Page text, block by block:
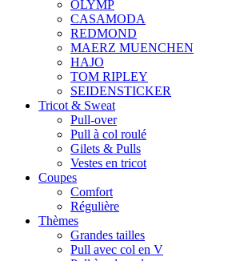
OLYMP
CASAMODA
REDMOND
MAERZ MUENCHEN
HAJO
TOM RIPLEY
SEIDENSTICKER
Tricot & Sweat
Pull-over
Pull à col roulé
Gilets & Pulls
Vestes en tricot
Coupes
Comfort
Régulière
Thèmes
Grandes tailles
Pull avec col en V